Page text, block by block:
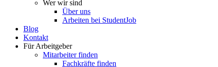
Wer wir sind
Über uns
Arbeiten bei StudentJob
Blog
Kontakt
Für Arbeitgeber
Mitarbeiter finden
Fachkräfte finden